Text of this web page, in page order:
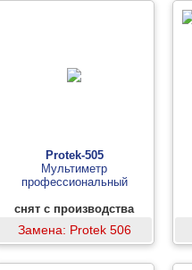
Protek-505
Мультиметр
профессиональный
снят с производства
Замена: Protek 506